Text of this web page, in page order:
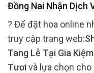
Đồng Nai Nhận Dịch
? Để đặt hoa online
truy cập trang web:
Tang Lễ Tại Gia
Tươivà lựa chọn